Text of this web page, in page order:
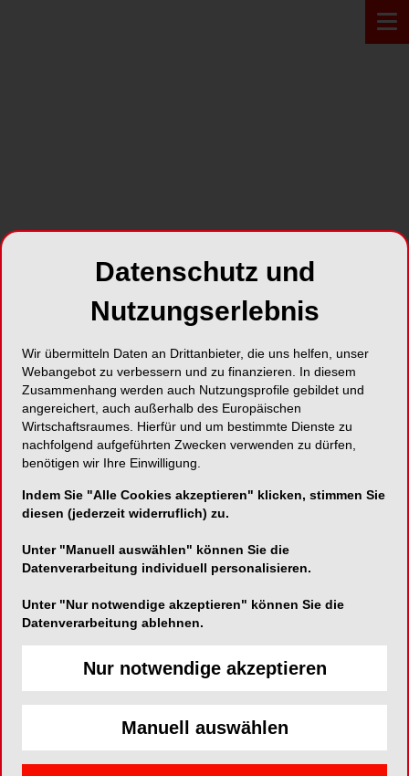
BERLIN 25.11.2022
Praxisstart Gründer-
Workshop: Personal und
Führung
25. November 2022, 9.00-17.00 Uhr
Veranstaltungsort: KaVo, Berlin
Infos und Anmeldung:
https://veranstaltungen.nwd.de/fortbildung.html?
uid=67354
Kontakt:
48153 Münster
Tel.: +49 (0) 251 / 7607-275
akademie@nwd.de
www.nwd.de/veranstaltungen
Datenschutz und
Nutzungserlebnis
Wir übermitteln Daten an Drittanbieter, die uns helfen, unser
Webangebot zu verbessern und zu finanzieren. In diesem
Zusammenhang werden auch Nutzungsprofile gebildet und
angereichert, auch außerhalb des Europäischen
Wirtschaftsraumes. Hierfür und um bestimmte Dienste zu
nachfolgend aufgeführten Zwecken verwenden zu dürfen,
benötigen wir Ihre Einwilligung.
Indem Sie "Alle Cookies akzeptieren" klicken, stimmen Sie
diesen (jederzeit widerruflich) zu.
Unter "Manuell auswählen" können Sie die
Datenverarbeitung individuell personalisieren.
Unter "Nur notwendige akzeptieren" können Sie die
Datenverarbeitung ablehnen.
Nur notwendige akzeptieren
Manuell auswählen